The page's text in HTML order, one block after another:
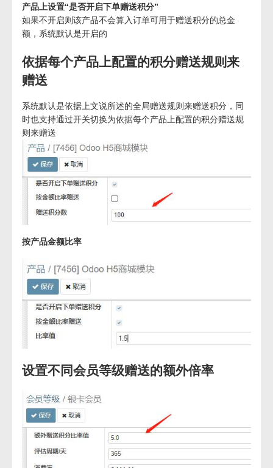
产品上设置“是否开启下单赠送积分”
如果不开启则该产品不会算入订单可用于赠送积分的总金
额，系统默认是开启的
依据每个产品上配置的积分赠送规则来
赠送
系统默认是依据上文说所述的全局赠送规则来赠送积分，同
时也支持通过开关切换为依据每个产品上配置的积分赠送规
则来赠送
按产品金额比率
设置不同会员等级赠送的额外倍率